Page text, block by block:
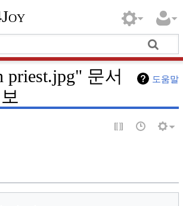
도움말
priest.jpg" 문서